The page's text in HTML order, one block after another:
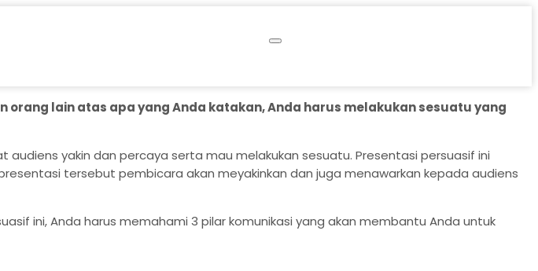
orang lain atas apa yang Anda katakan, Anda harus melakukan sesuatu yang
yakin dan percaya serta mau melakukan sesuatu. Presentasi persuasif ini
tersebut pembicara akan meyakinkan dan juga menawarkan kepada audiens
ini, Anda harus memahami 3 pilar komunikasi yang akan membantu Anda untuk